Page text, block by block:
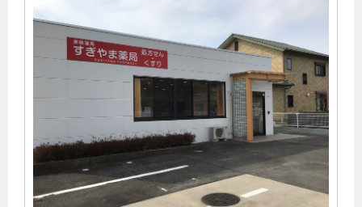
日経ドラッグインフォメーションプレミアム／薬の相互作
用としくみにて、「間質性肺炎が関与する相互作用；日本
人で発症しやすい薬剤性間質性肺炎に注意」が掲載されま
した 。
2021年8月22日
第5回日本精神薬学会総会・学術集会 (Web開催) シンポジ
ウムにて、
「COVID-19状況下における調剤薬局の取り組
み」を発表しました 。